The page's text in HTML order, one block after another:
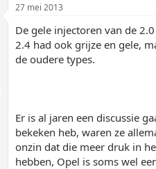
27 mei 2013
De gele injectoren van de
2.4 had ook grijze en gele,
de oudere types.
Er is al jaren een discussie
bekeken heb, waren ze
onzin dat die meer druk in
hebben, Opel is soms wel